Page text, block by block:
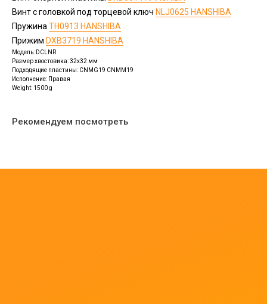
Винт с головкой под торцевой ключ NLJ0625 HANSHIBA
Пружина TH0913 HANSHIBA
Прижим DXB3719 HANSHIBA
Модель: DCLNR
Размер хвостовика: 32x32 мм
Подходящие пластины: CNMG19 CNMM19
Исполнение: Правая
Weight: 1500 g
Рекомендуем посмотреть